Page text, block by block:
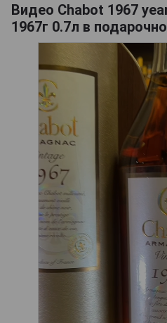
Видео Chabot 1967
1967г 0.7л в